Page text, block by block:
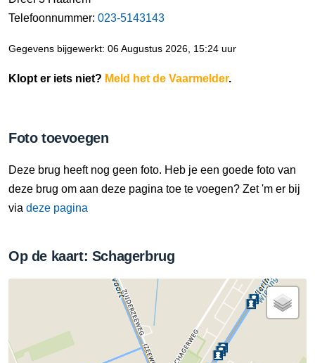
Telefoonnummer: 023-5143143
Gegevens bijgewerkt: 06 Augustus 2026, 15:24 uur
Klopt er iets niet? Meld het de Vaarmelder.
Foto toevoegen
Deze brug heeft nog geen foto. Heb je een goede foto van
deze brug om aan deze pagina toe te voegen? Zet 'm er bij
via deze pagina
Op de kaart: Schagerbrug